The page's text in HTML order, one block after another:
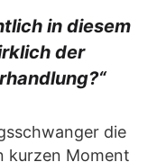
in diesem
der
die
kurzen Moment